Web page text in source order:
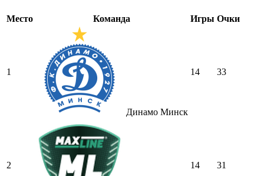
Место Команда Игры Очки
1
Динамо Минск
14 33
2 14 31